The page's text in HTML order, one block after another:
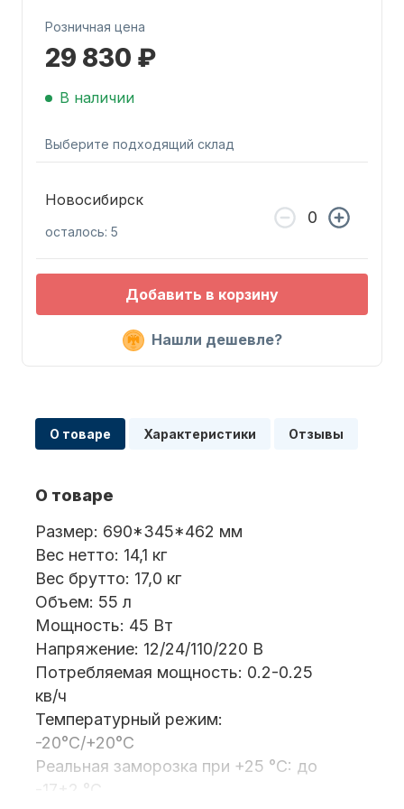
Запчасти для ПЛМ
Автохолодильник KYODA
Розничная цена
29 830 ₽
В наличии
Выберите подходящий склад
Новосибирск
осталось: 5
Добавить в корзину
Нашли дешевле?
О товаре Характеристики Отзывы
О товаре
Размер: 690*345*462 мм
Вес нетто: 14,1 кг
Вес брутто: 17,0 кг
Объем: 55 л
Мощность: 45 Вт
Напряжение: 12/24/110/220 В
Потребляемая мощность: 0.2-0.25
кв/ч
Температурный режим:
-20°С/+20°С
Реальная заморозка при +25 °C: до
-17±2 °С